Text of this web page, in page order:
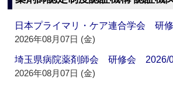
日本プライマリ・ケア連合学会 研
2026年08月07日 (金)
埼玉県病院薬剤師会 研修会 2026/
2026年08月07日 (金)